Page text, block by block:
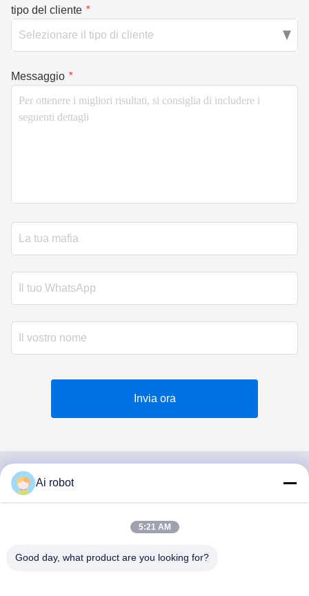
tipo del cliente *
Messaggio *
Invia ora
VIVI DENTAI
LABORATORY
Ai robot
5:21 AM
Good day, what product are you looking for?